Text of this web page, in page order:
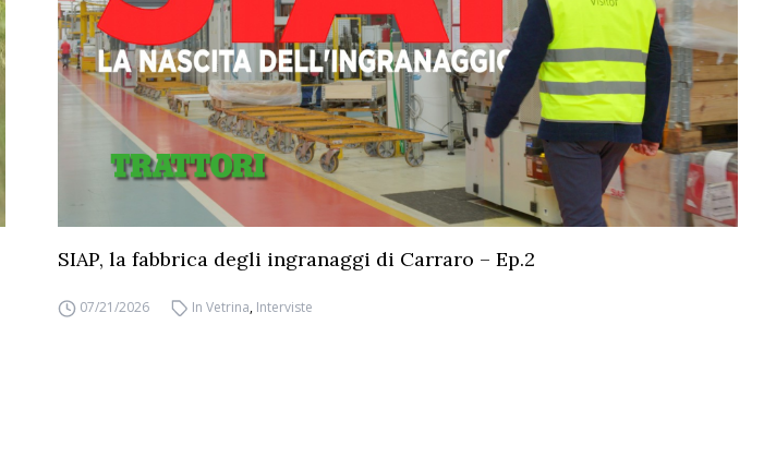
SIAP, la fabbrica degli ingranaggi di Carraro – Ep.2
07/21/2026 In Vetrina, Interviste